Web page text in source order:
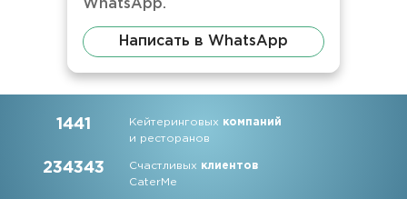
WhatsApp.
Написать в WhatsApp
1441 Кейтеринговых компаний
и ресторанов
234343 Счастливых клиентов
CaterMe